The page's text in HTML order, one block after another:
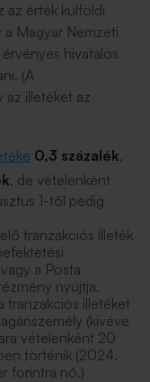
az érték külföldi
Magyar Nemzeti
hivatalos
(A
az illetéket az
0,3 százalék,
, de vételenként
1-től pedig
tranzakciós illeték
a Posta
nyújtja.
tranzakciós illetéket
(kivéve
vételenként 20
történik (2024.
forintra nő.)